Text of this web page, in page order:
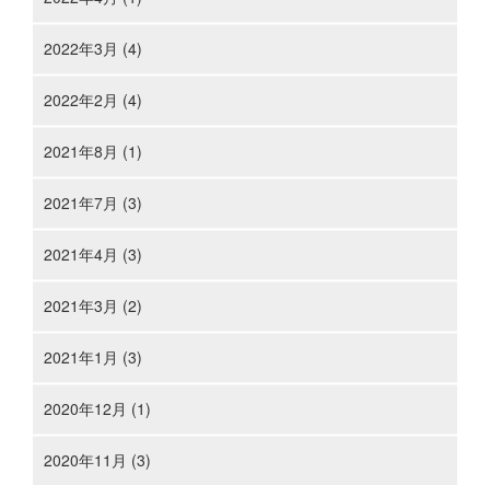
2022年3月 (4)
2022年2月 (4)
2021年8月 (1)
2021年7月 (3)
2021年4月 (3)
2021年3月 (2)
2021年1月 (3)
2020年12月 (1)
2020年11月 (3)